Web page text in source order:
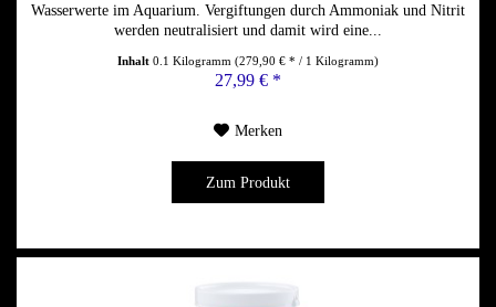
Wasserwerte im Aquarium. Vergiftungen durch Ammoniak und Nitrit
werden neutralisiert und damit wird eine...
Inhalt0.1 Kilogramm(279,90 € * / 1 Kilogramm)
27,99 € *
Merken
Zum Produkt